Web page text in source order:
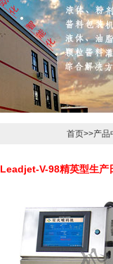
首页>>产品
Leadjet-V-98精英型生产